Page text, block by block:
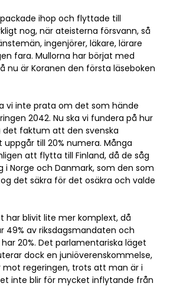
ihop och flyttade till
nog, när ateisterna försvann, så
ingenjörer, läkare, lärare
fara. Mullorna har börjat med
nu är Koranen den första läseboken
vi inte prata om det som hände
2042. Nu ska vi fundera på hur
det faktum att den svenska
till 20% numera. Många
att flytta till Finland, då de såg
i Norge och Danmark, som den som
det säkra för det osäkra och valde
har blivit lite mer komplext, då
49% av riksdagsmandaten och
20%. Det parlamentariska läget
dock en juniöverenskommelse,
regeringen, trots att man är i
inte blir för mycket inflytande från